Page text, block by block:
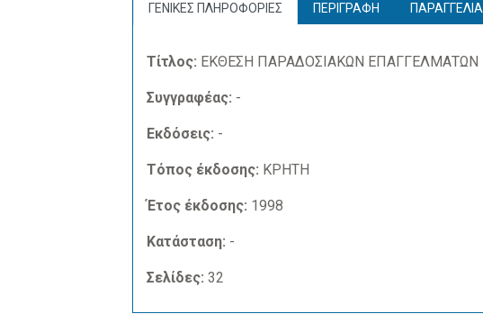
ΓΕΝΙΚΕΣ ΠΛΗΡΟΦΟΡΙΕΣ ΠΕΡΙΓΡΑΦΗ ΠΑΡΑΓΓΕΛΙΑ
Τίτλος: ΕΚΘΕΣΗ ΠΑΡΑΔΟΣΙΑΚΩΝ ΕΠΑΓΓΕΛΜΑΤΩΝ
Συγγραφέας: -
Εκδόσεις: -
Τόπος έκδοσης: ΚΡΗΤΗ
Έτος έκδοσης: 1998
Κατάσταση: -
Σελίδες: 32